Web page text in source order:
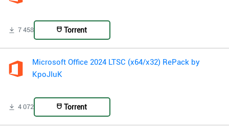
7 458 Torrent
Microsoft Office 2024 LTSC (x64/x32) RePack by
KpoJIuK
4 072 Torrent